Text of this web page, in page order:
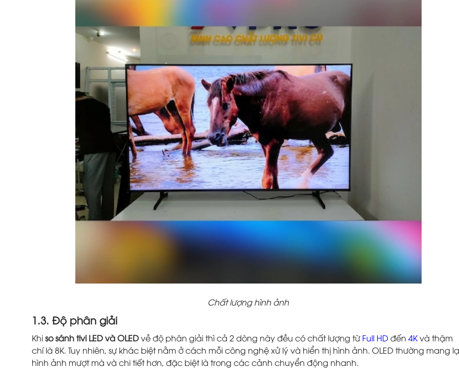
Chất lượng hình ảnh
1.3. Độ phân giải
Khiso sánh tivi LED và OLEDvề độ phân giải thì cả 2 dòng này đều có chất lượng từ Full HDđến 4Kvà thậm
chí là 8K. Tuy nhiên, sự khác biệt nằm ở cách mỗi công nghệ xử lý và hiển thị hình ảnh. OLED thường mang
hình ảnh mượt mà và chi tiết hơn, đặc biệt là trong các cảnh chuyển động nhanh.